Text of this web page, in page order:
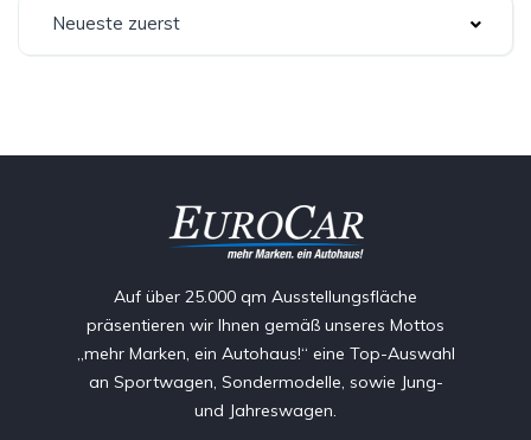
Neueste zuerst
Auf über 25.000 qm Ausstellungsfläche
präsentieren wir Ihnen gemäß unseres Mottos
„mehr Marken, ein Autohaus!“ eine Top-Auswahl
an Sportwagen, Sondermodelle, sowie Jung-
und Jahreswagen.